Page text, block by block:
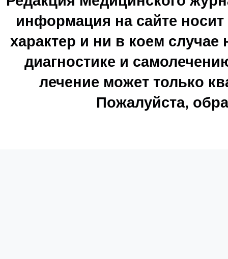
информация на сайте
характер и ни в коем
диагностике и
лечение может только
Пожалуйста,